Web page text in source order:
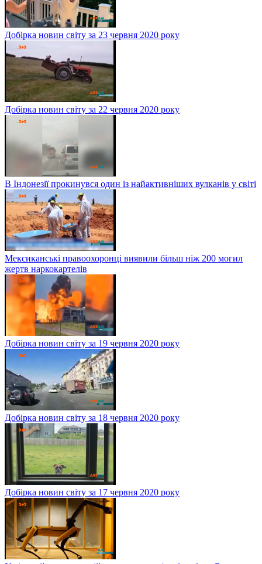
Добірка новин світу за 23 червня 2020 року
Добірка новин світу за 22 червня 2020 року
В Індонезії прокинувся один із найактивніших вулканів у світі
Мексиканські правоохоронці виявили більш ніж 200 могил
жертв наркокартелів
Добірка новин світу за 19 червня 2020 року
Добірка новин світу за 18 червня 2020 року
Добірка новин світу за 17 червня 2020 року